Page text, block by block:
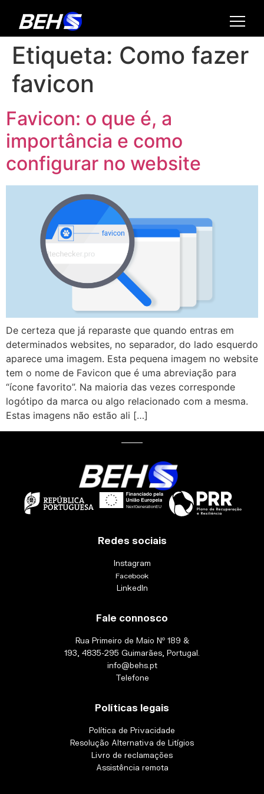
Etiqueta: Como fazer
favicon
Favicon: o que é, a
importância e como
configurar no website
De certeza que já reparaste que quando entras em
determinados websites, no separador, do lado esquerdo
aparece uma imagem. Esta pequena imagem no website
tem o nome de Favicon que é uma abreviação para
“ícone favorito”. Na maioria das vezes corresponde
logótipo da marca ou algo relacionado com a mesma.
Estas imagens não estão ali […]
Redes sociais
Instagram
Facebook
LinkedIn
Fale connosco
Rua Primeiro de Maio Nº 189 &
193, 4835-295 Guimarães, Portugal.
info@behs.pt
Telefone
Políticas legais
Política de Privacidade
Resolução Alternativa de Litígios
Livro de reclamações
Assistência remota